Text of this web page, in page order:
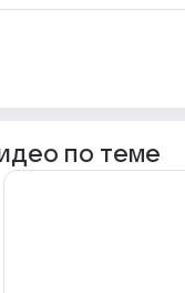
по теме